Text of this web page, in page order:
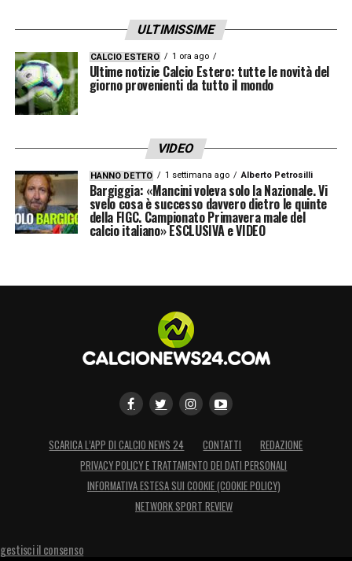
ULTIMISSIME
CALCIO ESTERO 1 ora ago
Ultime notizie Calcio Estero: tutte le novità del
giorno provenienti da tutto il mondo
VIDEO
HANNO DETTO 1 settimana ago Alberto Petrosilli
Bargiggia: «Mancini voleva solo la Nazionale. Vi
svelo cosa è successo davvero dietro le quinte
della FIGC. Campionato Primavera male del
calcio italiano» ESCLUSIVA e VIDEO
SCARICA L’APP DI CALCIO NEWS 24 CONTATTI
REDAZIONE
PRIVACY POLICY E TRATTAMENTO DEI DATI PERSONALI
INFORMATIVA ESTESA SUI COOKIE (COOKIE POLICY)
NETWORK SPORT REVIEW
gestisci il consenso